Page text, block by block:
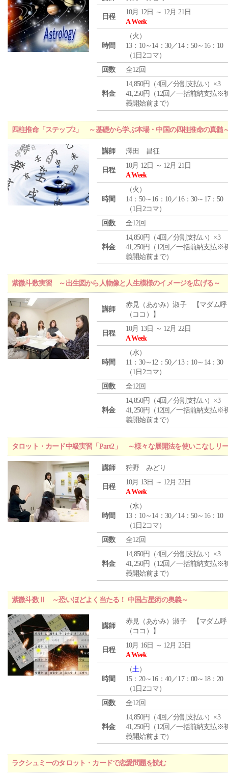
日程
10月 12日 ～ 12月 21日
A Week
時間
（火 ）
13：10～14：30／14：50～16：10
（1日2コマ）
回数
全12回
料金
14,850円（4回／分割支払い）×3
41,250円（12回／一括前納支払※
義開始前まで）
四柱推命「ステップ2」 ～基礎から学ぶ本場・中国の四柱推命の真髄
講師 澤田 昌征
日程
10月 12日 ～ 12月 21日
A Week
時間
（火 ）
14：50～16：10／16：30～17：50
（1日2コマ）
回数
全12回
料金
14,850円（4回／分割支払い）×3
41,250円（12回／一括前納支払※
義開始前まで）
紫微斗数実習 ～出生図から人物像と人生模様のイメージを広げる～
講師
赤見（あかみ）淑子 【マダム呼
（ココ）】
日程
10月 13日 ～ 12月 22日
A Week
時間
（水）
11：30～12：50／13：10～14：30
（1日2コマ）
回数
全12回
料金
14,850円（4回／分割支払い）×3
41,250円（12回／一括前納支払※
義開始前まで）
タロット・カード中級実習「Part2」 ～様々な展開法を使いこなしリ
講師 狩野 みどり
日程
10月 13日 ～ 12月 22日
A Week
時間
（水）
13：10～14：30／14：50～16：10
（1日2コマ）
回数
全12回
料金
14,850円（4回／分割支払い）×3
41,250円（12回／一括前納支払※
義開始前まで）
紫微斗数Ⅱ ～恐いほどよく当たる！ 中国占星術の奥義～
講師
赤見（あかみ）淑子 【マダム呼
（ココ）】
日程
10月 16日 ～ 12月 25日
A Week
時間
（土）
15：20～16：40／17：00～18：20
（1日2コマ）
回数
全12回
料金
14,850円（4回／分割支払い）×3
41,250円（12回／一括前納支払※
義開始前まで）
ラクシュミーのタロット・カードで恋愛問題を読む